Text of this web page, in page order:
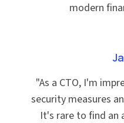
modern
"As a CTO, I'm
security measures
It's rare to find an